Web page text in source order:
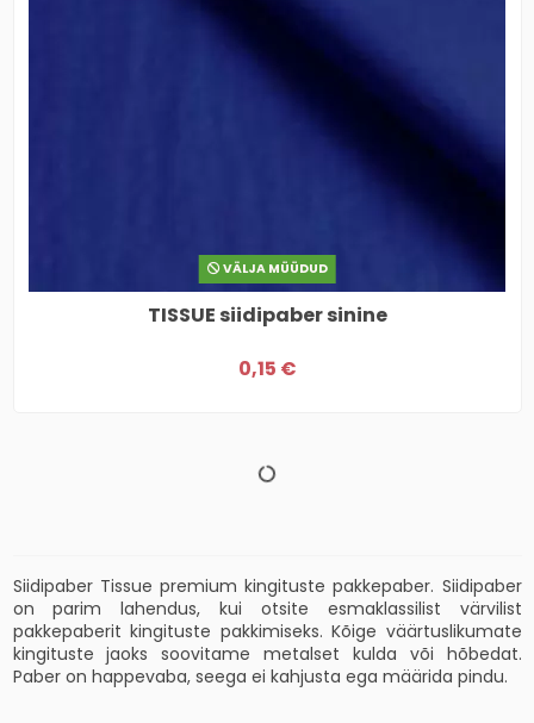
VÄLJA MÜÜDUD
TISSUE siidipaber sinine
0,15 €
Siidipaber Tissue premium kingituste pakkepaber. Siidipaber
on parim lahendus, kui otsite esmaklassilist värvilist
pakkepaberit kingituste pakkimiseks. Kõige väärtuslikumate
kingituste jaoks soovitame metalset kulda või hõbedat.
Paber on happevaba, seega ei kahjusta ega määrida pindu.